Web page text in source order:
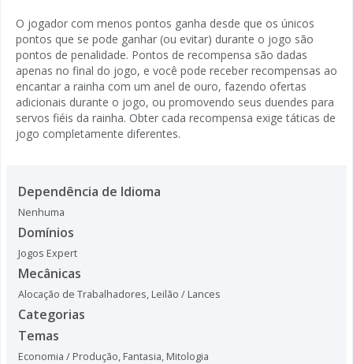
O jogador com menos pontos ganha desde que os únicos
pontos que se pode ganhar (ou evitar) durante o jogo são
pontos de penalidade. Pontos de recompensa são dadas
apenas no final do jogo, e você pode receber recompensas ao
encantar a rainha com um anel de ouro, fazendo ofertas
adicionais durante o jogo, ou promovendo seus duendes para
servos fiéis da rainha. Obter cada recompensa exige táticas de
jogo completamente diferentes.
Dependência de Idioma
Nenhuma
Domínios
Jogos Expert
Mecânicas
Alocação de Trabalhadores, Leilão / Lances
Categorias
Temas
Economia / Produção, Fantasia, Mitologia